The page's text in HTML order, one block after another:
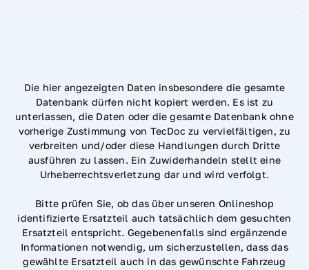
Die hier angezeigten Daten insbesondere die gesamte
Datenbank dürfen nicht kopiert werden. Es ist zu
unterlassen, die Daten oder die gesamte Datenbank ohne
vorherige Zustimmung von TecDoc zu vervielfältigen, zu
verbreiten und/oder diese Handlungen durch Dritte
ausführen zu lassen. Ein Zuwiderhandeln stellt eine
Urheberrechtsverletzung dar und wird verfolgt.
Bitte prüfen Sie, ob das über unseren Onlineshop
identifizierte Ersatzteil auch tatsächlich dem gesuchten
Ersatzteil entspricht. Gegebenenfalls sind ergänzende
Informationen notwendig, um sicherzustellen, dass das
gewählte Ersatzteil auch in das gewünschte Fahrzeug